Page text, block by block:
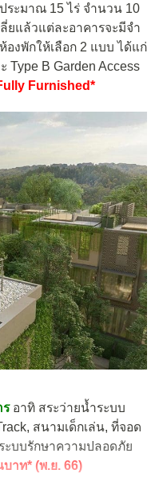
ระมาณ 15 ไร่ จำนวน 10
ยแล้วแต่ละอาคารจะมีจํา
งพักให้เลือก 2 แบบ ได้แก่
Type B Garden Access
Furnished*
รอาทิ สระว่ายน้ำระบบ
สนามเด็กเล่น, ที่จอด
ะบบรักษาความปลอดภัย
าท* (พ.ย. 66)